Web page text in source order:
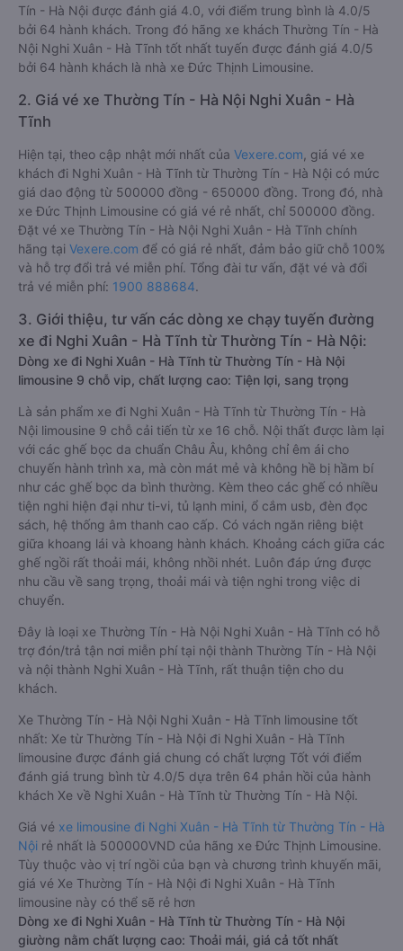
Tín - Hà Nội được đánh giá 4.0, với điểm trung bình là 4.0/5
bởi 64 hành khách. Trong đó hãng xe khách Thường Tín - Hà
Nội Nghi Xuân - Hà Tĩnh tốt nhất tuyến được đánh giá 4.0/5
bởi 64 hành khách là nhà xe Đức Thịnh Limousine.
2. Giá vé xe Thường Tín - Hà Nội Nghi Xuân - Hà
Tĩnh
Hiện tại, theo cập nhật mới nhất của Vexere.com , giá vé xe
khách đi Nghi Xuân - Hà Tĩnh từ Thường Tín - Hà Nội có mức
giá dao động từ 500000 đồng - 650000 đồng. Trong đó, nhà
xe Đức Thịnh Limousine có giá vé rẻ nhất, chỉ 500000 đồng.
Đặt vé xe Thường Tín - Hà Nội Nghi Xuân - Hà Tĩnh chính
hãng tại Vexere.com để có giá rẻ nhất, đảm bảo giữ chỗ 100%
và hỗ trợ đổi trả vé miễn phí. Tổng đài tư vấn, đặt vé và đổi
trả vé miễn phí: 1900 888684.
3. Giới thiệu, tư vấn các dòng xe chạy tuyến đường
xe đi Nghi Xuân - Hà Tĩnh từ Thường Tín - Hà Nội:
Dòng xe đi Nghi Xuân - Hà Tĩnh từ Thường Tín - Hà Nội
limousine 9 chỗ vip, chất lượng cao: Tiện lợi, sang trọng
Là sản phẩm xe đi Nghi Xuân - Hà Tĩnh từ Thường Tín - Hà
Nội limousine 9 chỗ cải tiến từ xe 16 chỗ. Nội thất được làm lại
với các ghế bọc da chuẩn Châu Âu, không chỉ êm ái cho
chuyến hành trình xa, mà còn mát mẻ và không hề bị hầm bí
như các ghế bọc da bình thường. Kèm theo các ghế có nhiều
tiện nghi hiện đại như ti-vi, tủ lạnh mini, ổ cắm usb, đèn đọc
sách, hệ thống âm thanh cao cấp. Có vách ngăn riêng biệt
giữa khoang lái và khoang hành khách. Khoảng cách giữa các
ghế ngồi rất thoải mái, không nhồi nhét. Luôn đáp ứng được
nhu cầu về sang trọng, thoải mái và tiện nghi trong việc di
chuyển.
Đây là loại xe Thường Tín - Hà Nội Nghi Xuân - Hà Tĩnh có hỗ
trợ đón/trả tận nơi miễn phí tại nội thành Thường Tín - Hà Nội
và nội thành Nghi Xuân - Hà Tĩnh, rất thuận tiện cho du
khách.
Xe Thường Tín - Hà Nội Nghi Xuân - Hà Tĩnh limousine tốt
nhất: Xe từ Thường Tín - Hà Nội đi Nghi Xuân - Hà Tĩnh
limousine được đánh giá chung có chất lượng Tốt với điểm
đánh giá trung bình từ 4.0/5 dựa trên 64 phản hồi của hành
khách Xe về Nghi Xuân - Hà Tĩnh từ Thường Tín - Hà Nội.
Giá vé xe limousine đi Nghi Xuân - Hà Tĩnh từ Thường Tín - Hà
Nội rẻ nhất là 500000VND của hãng xe Đức Thịnh Limousine.
Tùy thuộc vào vị trí ngồi của bạn và chương trình khuyến mãi,
giá vé Xe Thường Tín - Hà Nội đi Nghi Xuân - Hà Tĩnh
limousine này có thể sẽ rẻ hơn
Dòng xe đi Nghi Xuân - Hà Tĩnh từ Thường Tín - Hà Nội
giường nằm chất lượng cao: Thoải mái, giá cả tốt nhất